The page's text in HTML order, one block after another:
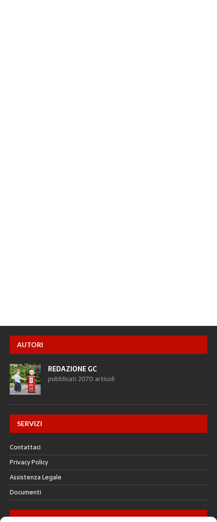
AUTORI
REDAZIONE GC
pubblicati 2070 articoli
SERVIZI
Contattaci
Privacy Policy
Assistenza Legale
Documenti
GALLERY